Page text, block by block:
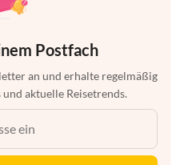
Postfach
an und erhalte regelmäßig
aktuelle Reisetrends.